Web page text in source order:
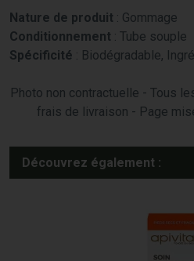
Nature de produit : Gommage
Conditionnement : Tube souple
Spécificité : Biodégradable,
Photo non contractuelle - Tous
frais de livraison - Page
Découvrez également :